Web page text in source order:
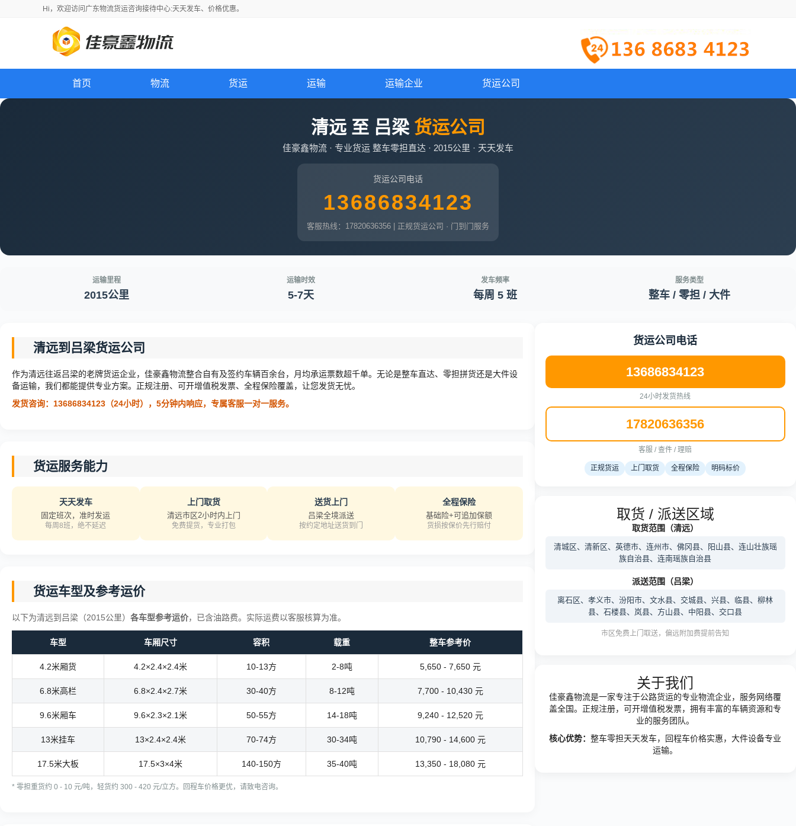
Hi， 欢迎访问 广东物流货运咨询接待中心:天天发车、价格优惠。
首页 物流 货运 运输 运输企业 货运公司
清远 至 吕梁 货运公司
佳豪鑫物流 · 专业货运 整车零担直达 · 2015公里 · 天天发车
货运公司电话
13686834123
客服热线：17820636356 | 正规货运公司 · 门到门服务
运输里程
2015公里
运输时效
5-7天
发车频率
每周 5 班
服务类型
整车 / 零担 / 大件
清远到吕梁货运公司
作为清远往返吕梁的老牌货运企业，佳豪鑫物流整合自有及签约车辆百余台，月均承运票数超千单。无论是整车直达、零担拼货还是大件设
备运输，我们都能提供专业方案。正规注册、可开增值税发票、全程保险覆盖，让您发货无忧。
发货咨询：13686834123（24小时），5分钟内响应，专属客服一对一服务。
货运服务能力
天天发车
固定班次，准时发运
每周8班，绝不延迟
上门取货
清远市区2小时内上门
免费提货，专业打包
送货上门
吕梁全境派送
按约定地址送货到门
全程保险
基础险+可追加保额
货损按保价先行赔付
货运车型及参考运价
以下为清远到吕梁（2015公里） 各车型参考运价，已含油路费。实际运费以客服核算为准。
车型 车厢尺寸 容积 载重 整车参考价
4.2米厢货 4.2×2.4×2.4米 10-13方 2-8吨 5,650 - 7,650 元
6.8米高栏 6.8×2.4×2.7米 30-40方 8-12吨 7,700 - 10,430 元
9.6米厢车 9.6×2.3×2.1米 50-55方 14-18吨 9,240 - 12,520 元
13米挂车 13×2.4×2.4米 70-74方 30-34吨 10,790 - 14,600 元
17.5米大板 17.5×3×4米 140-150方 35-40吨 13,350 - 18,080 元
* 零担重货约 0 - 10 元/吨，轻货约 300 - 420 元/立方。回程车价格更优，请致电咨询。
货运公司电话
13686834123
24小时发货热线
17820636356
客服 / 查件 / 理赔
正规货运 上门取货 全程保险 明码标价
取货 / 派送区域
取货范围（清远）
清城区、清新区、英德市、连州市、佛冈县、阳山县、连山壮族瑶
族自治县、连南瑶族自治县
派送范围（吕梁）
离石区、孝义市、汾阳市、文水县、交城县、兴县、临县、柳林
县、石楼县、岚县、方山县、中阳县、交口县
市区免费上门取送，偏远附加费提前告知
关于我们
佳豪鑫物流是一家专注于公路货运的专业物流企业，服务网络覆
盖全国。正规注册，可开增值税发票，拥有丰富的车辆资源和专
业的服务团队。
核心优势：整车零担天天发车，回程车价格实惠，大件设备专业
运输。